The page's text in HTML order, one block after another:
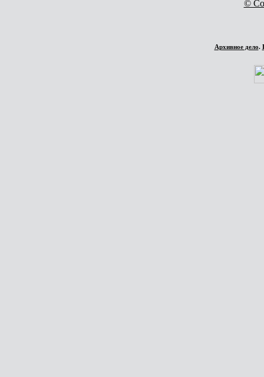
©
Архивное дело.